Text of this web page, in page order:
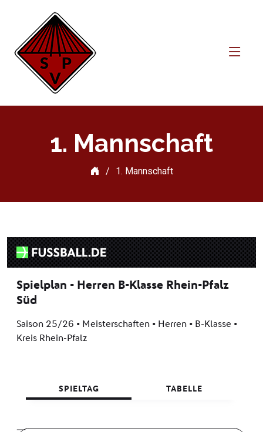
1. Mannschaft
1. Mannschaft